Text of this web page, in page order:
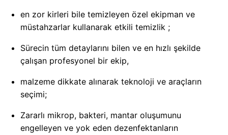
en zor kirleri bile temizleyen özel ekipman ve
müstahzarlar kullanarak etkili temizlik ;
Sürecin tüm detaylarını bilen ve en hızlı şekilde
çalışan profesyonel bir ekip,
malzeme dikkate alınarak teknoloji ve araçların
seçimi;
Zararlı mikrop, bakteri, mantar oluşumunu
engelleyen ve yok eden dezenfektanların